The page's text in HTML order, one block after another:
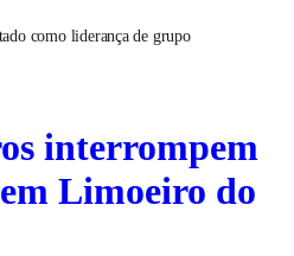
como liderança de grupo
interrompem
Limoeiro do